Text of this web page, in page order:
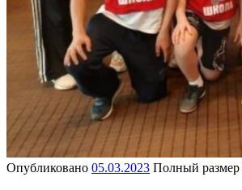
Опубликовано 05.03.2023 Полный размер